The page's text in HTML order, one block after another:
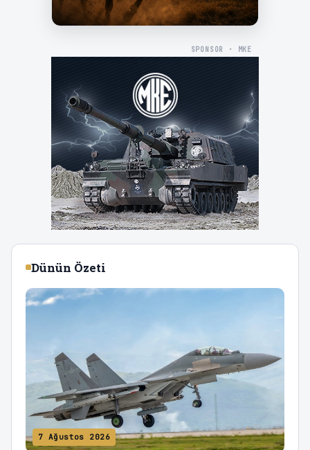
SPONSOR · MKE
Dünün Özeti
7 Ağustos 2026